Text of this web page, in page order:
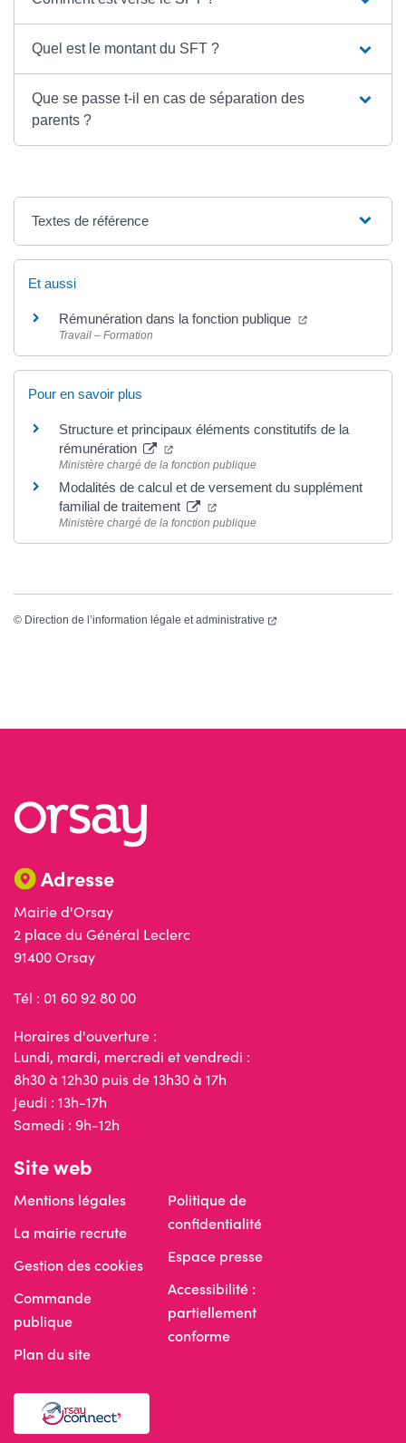
Quel est le montant du SFT ?
Que se passe t-il en cas de séparation des
parents ?
Textes de référence
Et aussi
Rémunération dans la fonction publique (ouverture dans
Travail – Formation
Pour en savoir plus
Structure et principaux éléments constitutifs de la
rémunération
(ouverture dans un nouvel onglet)
Ministère chargé de la fonction publique
Modalités de calcul et de versement du supplément
familial de traitement
(ouverture dans un nouvel
Ministère chargé de la fonction publique
© Direction de l’information légale et administrative (ouverture dans un
Adresse
Mairie d'Orsay
2 place du Général Leclerc
91400 Orsay
Tél : 01 60 92 80 00
Horaires d'ouverture :
Lundi, mardi, mercredi et vendredi :
8h30 à 12h30 puis de 13h30 à 17h
Jeudi : 13h-17h
Samedi : 9h-12h
Site web
Mentions légales
La mairie recrute
Gestion des cookies
Commande
publique
Plan du site
Politique de
confidentialité
Espace presse
Accessibilité :
partiellement
conforme